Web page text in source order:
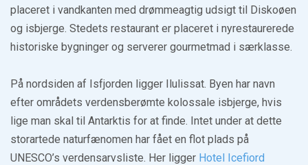
placeret i vandkanten med drømmeagtig udsigt til Diskoøen
og isbjerge. Stedets restaurant er placeret i nyrestaurerede
historiske bygninger og serverer gourmetmad i særklasse.
På nordsiden af Isfjorden ligger Ilulissat. Byen har navn
efter områdets verdensberømte kolossale isbjerge, hvis
lige man skal til Antarktis for at finde. Intet under at dette
storartede naturfænomen har fået en flot plads på
UNESCO’s verdensarvsliste. Her ligger Hotel Icefiord